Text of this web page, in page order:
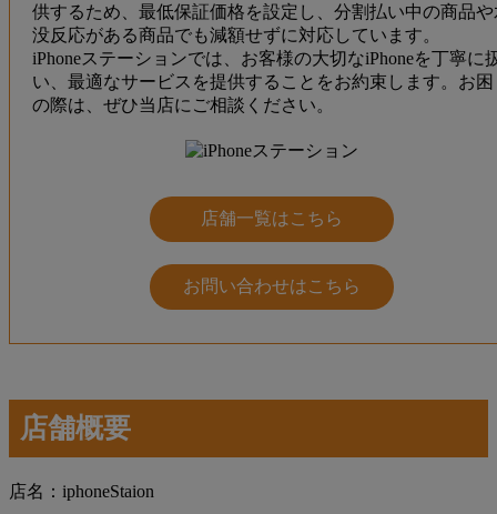
供するため、最低保証価格を設定し、分割払い中の商品や
没反応がある商品でも減額せずに対応しています。
iPhoneステーションでは、お客様の大切なiPhoneを丁寧に
い、最適なサービスを提供することをお約束します。お困
の際は、ぜひ当店にご相談ください。
店舗一覧はこちら
お問い合わせはこちら
店舗概要
店名：iphoneStaion